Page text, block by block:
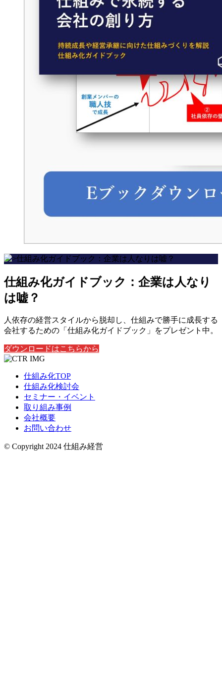
仕組み化ガイドブック：企業は人なり
は嘘？
人依存の経営スタイルから脱却し、仕組みで勝手に成長する
会社するための「仕組み化ガイドブック」をプレゼント中。
ダウンロードはこちらから
仕組み化TOP
仕組み化検討会
セミナー・イベント
取り組み事例
会社概要
お問い合わせ
© Copyright 2024 仕組み経営